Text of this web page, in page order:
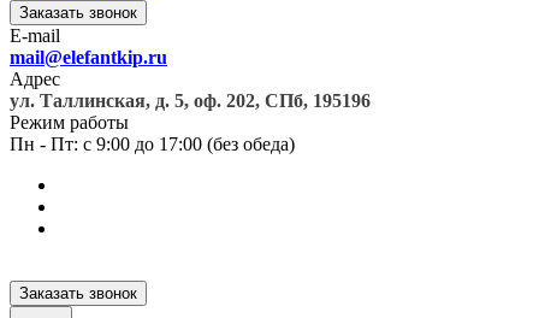
Заказать звонок
E-mail
mail@elefantkip.ru
Адрес
ул. Таллинская, д. 5, оф. 202, СПб, 195196
Режим работы
Пн - Пт: с 9:00 до 17:00 (без обеда)
Заказать звонок